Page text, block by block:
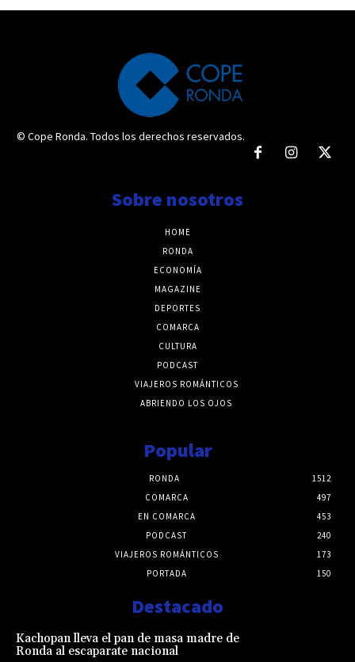
© Cope Ronda. Todos los derechos reservados.
Sobre nosotros
HOME
RONDA
ECONOMÍA
MAGAZINE
DEPORTES
COMARCA
CULTURA
PODCAST
VIAJEROS ROMÁNTICOS
ABRIENDO LOS OJOS
Popular
RONDA
1512
COMARCA
497
EN COMARCA
453
PODCAST
240
VIAJEROS ROMÁNTICOS
173
PORTADA
150
Destacado
Kachopan lleva el pan de masa madre de
Ronda al escaparate nacional